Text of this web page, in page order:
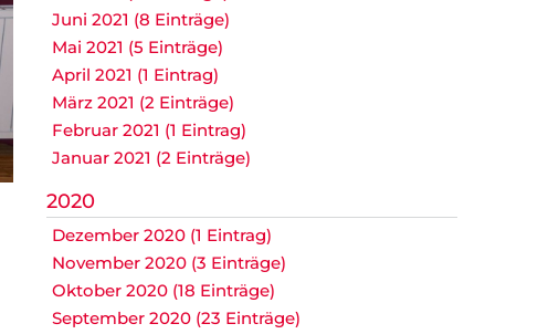
Juni 2021 (8 Einträge)
Mai 2021 (5 Einträge)
April 2021 (1 Eintrag)
März 2021 (2 Einträge)
Februar 2021 (1 Eintrag)
Januar 2021 (2 Einträge)
2020
Dezember 2020 (1 Eintrag)
November 2020 (3 Einträge)
Oktober 2020 (18 Einträge)
September 2020 (23 Einträge)